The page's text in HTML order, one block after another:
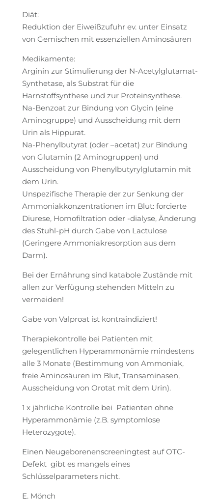
Diät:
Reduktion der Eiweißzufuhr ev. unter Einsatz
von Gemischen mit essenziellen Aminosäuren
Medikamente:
Arginin zur Stimulierung der N-Acetylglutamat-
Synthetase, als Substrat für die
Harnstoffsynthese und zur Proteinsynthese.
Na-Benzoat zur Bindung von Glycin (eine
Aminogruppe) und Ausscheidung mit dem
Urin als Hippurat.
Na-Phenylbutyrat (oder –acetat) zur Bindung
von Glutamin (2 Aminogruppen) und
Ausscheidung von Phenylbutyrylglutamin mit
dem Urin.
Unspezifische Therapie der zur Senkung der
Ammoniakkonzentrationen im Blut: forcierte
Diurese, Homofiltration oder -dialyse, Änderung
des Stuhl-pH durch Gabe von Lactulose
(Geringere Ammoniakresorption aus dem
Darm).
Bei der Ernährung sind katabole Zustände mit
allen zur Verfügung stehenden Mitteln zu
vermeiden!
Gabe von Valproat ist kontraindiziert!
Therapiekontrolle bei Patienten mit
gelegentlichen Hyperammonämie mindestens
alle 3 Monate (Bestimmung von Ammoniak,
freie Aminosäuren im Blut, Transaminasen,
Ausscheidung von Orotat mit dem Urin).
1 x jährliche Kontrolle bei Patienten ohne
Hyperammonämie (z.B. symptomlose
Heterozygote).
Einen Neugeborenenscreeningtest auf OTC-
Defekt gibt es mangels eines
Schlüsselparameters nicht.
E. Mönch